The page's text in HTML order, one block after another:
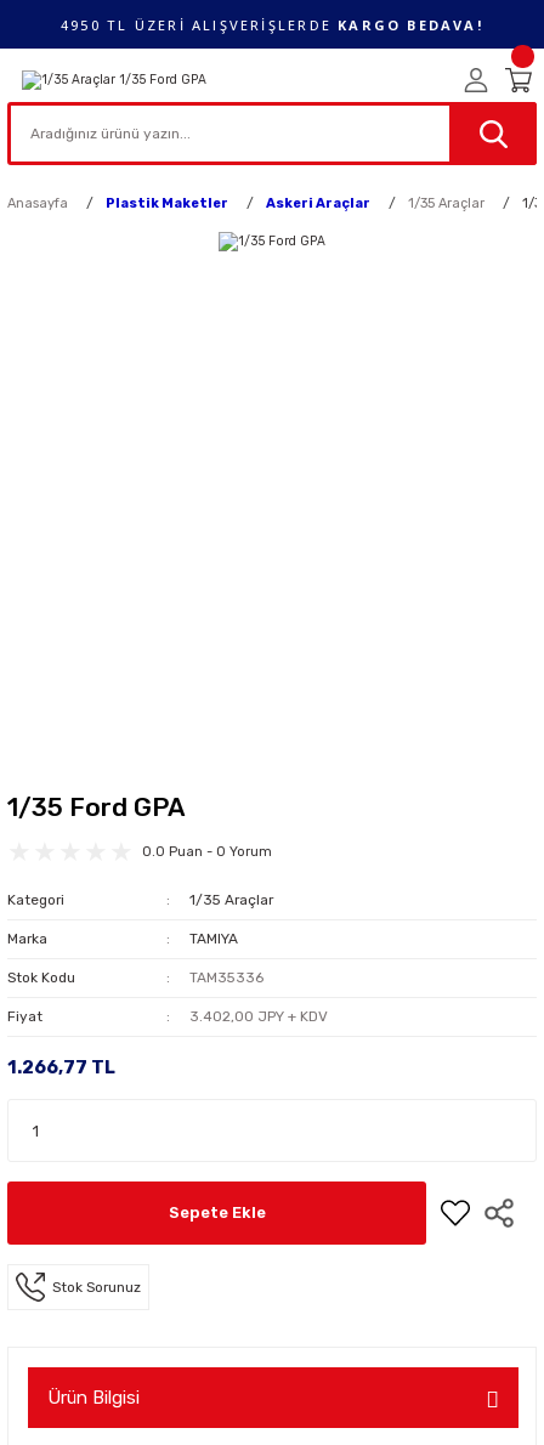
4950 TL ÜZERİ ALIŞVERİŞLERDE KARGO BEDAVA!
Anasayfa Plastik Maketler Askeri Araçlar 1/35 Araçlar 1/
1/35 Ford GPA
0.0 Puan - 0 Yorum
Kategori 1/35 Araçlar
Marka TAMIYA
Stok Kodu TAM35336
Fiyat 3.402,00 JPY + KDV
1.266,77 TL
Sepete Ekle
Stok Sorunuz
Ürün Bilgisi